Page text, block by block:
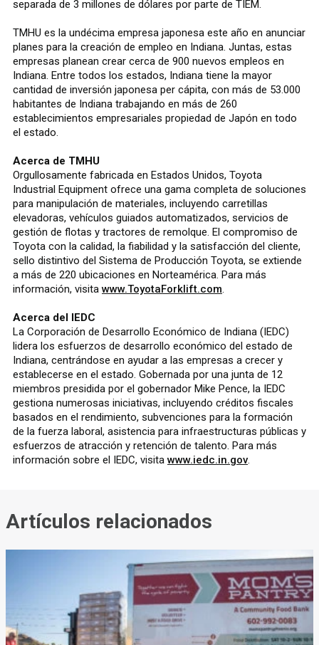
separada de 3 millones de dólares por parte de TIEM.
TMHU es la undécima empresa japonesa este año en anunciar
planes para la creación de empleo en Indiana. Juntas, estas
empresas planean crear cerca de 900 nuevos empleos en
Indiana. Entre todos los estados, Indiana tiene la mayor
cantidad de inversión japonesa per cápita, con más de 53.000
habitantes de Indiana trabajando en más de 260
establecimientos empresariales propiedad de Japón en todo
el estado.
Acerca de TMHU
Orgullosamente fabricada en Estados Unidos, Toyota
Industrial Equipment ofrece una gama completa de soluciones
para manipulación de materiales, incluyendo carretillas
elevadoras, vehículos guiados automatizados, servicios de
gestión de flotas y tractores de remolque. El compromiso de
Toyota con la calidad, la fiabilidad y la satisfacción del cliente,
sello distintivo del Sistema de Producción Toyota, se extiende
a más de 220 ubicaciones en Norteamérica. Para más
información, visita www.ToyotaForklift.com.
Acerca del IEDC
La Corporación de Desarrollo Económico de Indiana (IEDC)
lidera los esfuerzos de desarrollo económico del estado de
Indiana, centrándose en ayudar a las empresas a crecer y
establecerse en el estado. Gobernada por una junta de 12
miembros presidida por el gobernador Mike Pence, la IEDC
gestiona numerosas iniciativas, incluyendo créditos fiscales
basados en el rendimiento, subvenciones para la formación
de la fuerza laboral, asistencia para infraestructuras públicas y
esfuerzos de atracción y retención de talento. Para más
información sobre el IEDC, visita www.iedc.in.gov.
Artículos relacionados